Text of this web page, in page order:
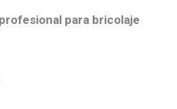
para bricolaje